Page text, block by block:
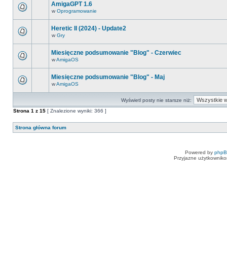
AmigaGPT 1.6
w Oprogramowanie
Heretic II (2024) - Update2
w Gry
Miesięczne podsumowanie "Blog" - Czerwiec
wAmigaOS
Miesięczne podsumowanie "Blog" - Maj
wAmigaOS
Wyświetl posty nie starsze niż:
Strona 1 z 15 [ Znalezione wyniki: 366 ]
Strona główna forum
Powered by
Przyjazne